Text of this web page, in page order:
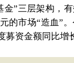
”三层架构，
的市场“造血”
资金额同比增